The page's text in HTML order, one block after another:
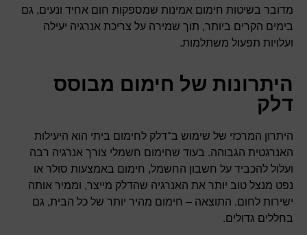
מדובר בשיטות חימום אמינות שמספקות חום אחיד ונעים, גם
בימים הקרים ביותר, תוך שמירה על צריכת אנרגיה יעילה
ועלויות תפעול משתלמות.
היתרונות של חימום מבוסס
דלק
היתרון המרכזי של שימוש ב־דלק לחימום ביתי הוא היעילות
האנרגטית הגבוהה. בעוד שחימום חשמלי צורך אנרגיה רבה
ועלול להכביד על חשבון החשמל, חימום באמצעות סולר או
נפט מנצל טוב יותר את האנרגיה שהדלק מייצר, וממיר אותה
ישירות לחום. התוצאה – חימום מהיר יותר של כל הבית, גם
בחללים גדולים.